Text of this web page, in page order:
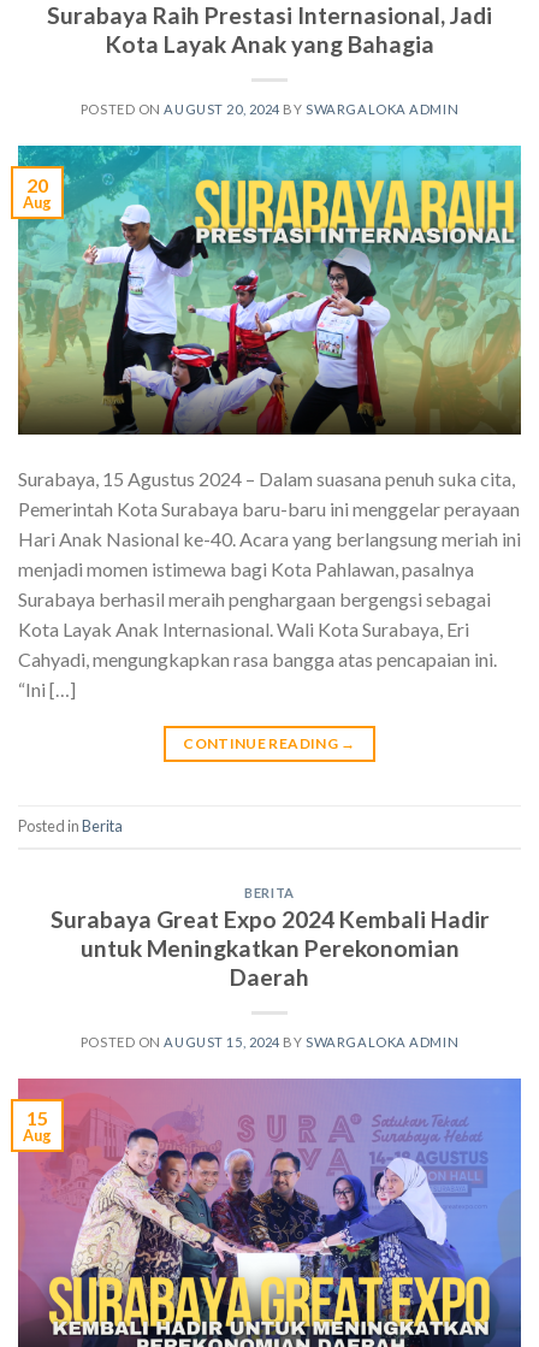
Surabaya Raih Prestasi Internasional, Jadi
Kota Layak Anak yang Bahagia
POSTED ONAUGUST 20, 2024 BYSWARGALOKA ADMIN
20
Aug
Surabaya, 15 Agustus 2024 – Dalam suasana penuh suka cita,
Pemerintah Kota Surabaya baru-baru ini menggelar perayaan
Hari Anak Nasional ke-40. Acara yang berlangsung meriah ini
menjadi momen istimewa bagi Kota Pahlawan, pasalnya
Surabaya berhasil meraih penghargaan bergengsi sebagai
Kota Layak Anak Internasional. Wali Kota Surabaya, Eri
Cahyadi, mengungkapkan rasa bangga atas pencapaian ini.
“Ini […]
CONTINUE READING →
Posted inBerita
BERITA
Surabaya Great Expo 2024 Kembali Hadir
untuk Meningkatkan Perekonomian
Daerah
POSTED ONAUGUST 15, 2024 BYSWARGALOKA ADMIN
15
Aug